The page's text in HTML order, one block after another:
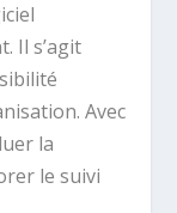
Il s’agit
Avec
la
le suivi